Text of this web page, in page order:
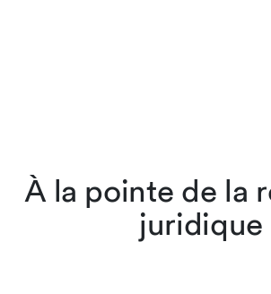
À la pointe de la
juridique